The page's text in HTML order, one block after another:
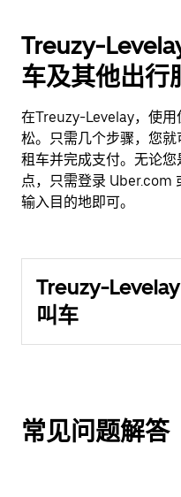
Treuzy-
车及其他出行
在Treuzy-Levelay，使
松。只需几个步骤，您
租车并完成支付。无论
点，只需登录 Uber.com
输入目的地即可。
Treuzy-
叫车
常见问题解答